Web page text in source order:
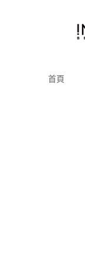
首頁